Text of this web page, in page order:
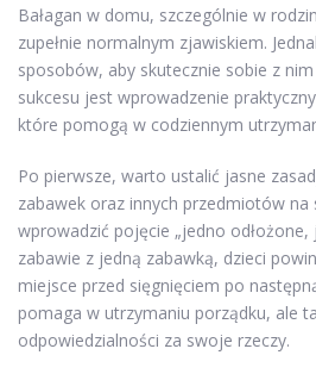
Bałagan w domu, szczególnie w
zupełnie normalnym zjawiskiem.
sposobów, aby skutecznie sobie z
sukcesu jest wprowadzenie
które pomogą w codziennym
Po pierwsze, warto ustalić jasne
zabawek oraz innych przedmiotów
wprowadzić pojęcie „jedno odłożone,
zabawie z jedną zabawką, dzieci
miejsce przed sięgnięciem po
pomaga w utrzymaniu porządku, ale
odpowiedzialności za swoje rzeczy.